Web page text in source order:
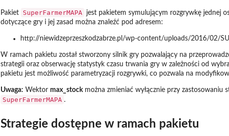
Pakiet SuperFarmerMAPA
jest pakietem symulującym rozgrywkę jednej
dotyczące gry i jej zasad można znaleźć pod adresem:
http://niewidzeprzeszkodzabrze.pl/wp-content/uploads/2016/02/
W ramach pakietu został stworzony silnik gry pozwalający na
strategii oraz obserwację statystyk czasu trwania gry w zależności od
pakietu jest możliwość parametryzacji rozgrywki, co pozwala na
Uwaga: Wektor max_stock można zmieniać wyłącznie przy zastosowaniu
SuperFarmerMAPA .
Strategie dostępne w ramach pakietu